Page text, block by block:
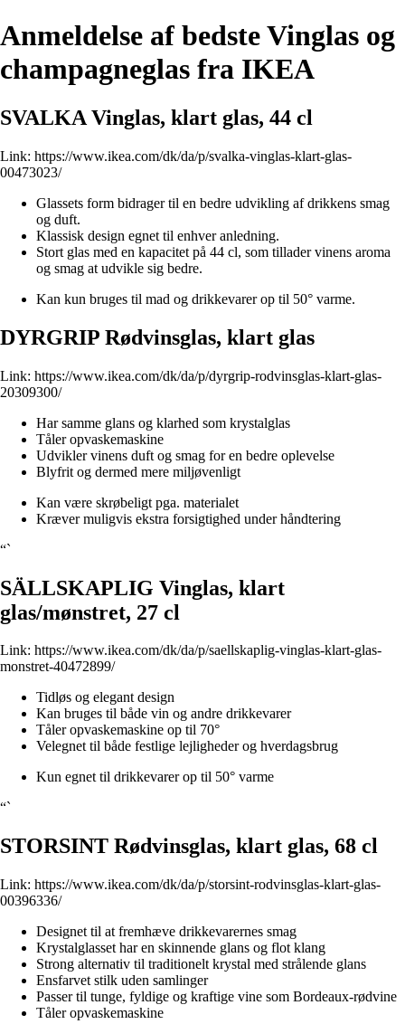
Anmeldelse af bedste Vinglas og
champagneglas fra IKEA
SVALKA Vinglas, klart glas, 44 cl
Link: https://www.ikea.com/dk/da/p/svalka-vinglas-klart-glas-
00473023/
Glassets form bidrager til en bedre udvikling af drikkens smag
og duft.
Klassisk design egnet til enhver anledning.
Stort glas med en kapacitet på 44 cl, som tillader vinens aroma
og smag at udvikle sig bedre.
Kan kun bruges til mad og drikkevarer op til 50° varme.
DYRGRIP Rødvinsglas, klart glas
Link: https://www.ikea.com/dk/da/p/dyrgrip-rodvinsglas-klart-glas-
20309300/
Har samme glans og klarhed som krystalglas
Tåler opvaskemaskine
Udvikler vinens duft og smag for en bedre oplevelse
Blyfrit og dermed mere miljøvenligt
Kan være skrøbeligt pga. materialet
Kræver muligvis ekstra forsigtighed under håndtering
“`
SÄLLSKAPLIG Vinglas, klart
glas/mønstret, 27 cl
Link: https://www.ikea.com/dk/da/p/saellskaplig-vinglas-klart-glas-
monstret-40472899/
Tidløs og elegant design
Kan bruges til både vin og andre drikkevarer
Tåler opvaskemaskine op til 70°
Velegnet til både festlige lejligheder og hverdagsbrug
Kun egnet til drikkevarer op til 50° varme
“`
STORSINT Rødvinsglas, klart glas, 68 cl
Link: https://www.ikea.com/dk/da/p/storsint-rodvinsglas-klart-glas-
00396336/
Designet til at fremhæve drikkevarernes smag
Krystalglasset har en skinnende glans og flot klang
Strong alternativ til traditionelt krystal med strålende glans
Ensfarvet stilk uden samlinger
Passer til tunge, fyldige og kraftige vine som Bordeaux-rødvine
Tåler opvaskemaskine